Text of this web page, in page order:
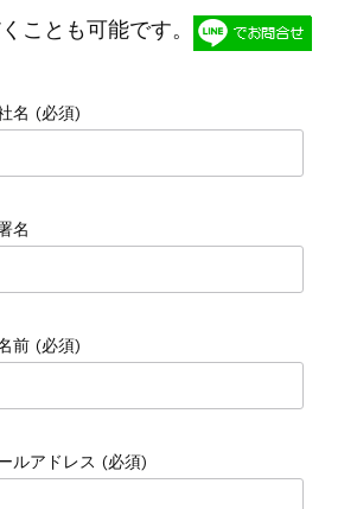
マシニングセンター NV5000α1B/40 2008年製
ことも可能です。
名 (必須)
名
前 (必須)
ルアドレス (必須)